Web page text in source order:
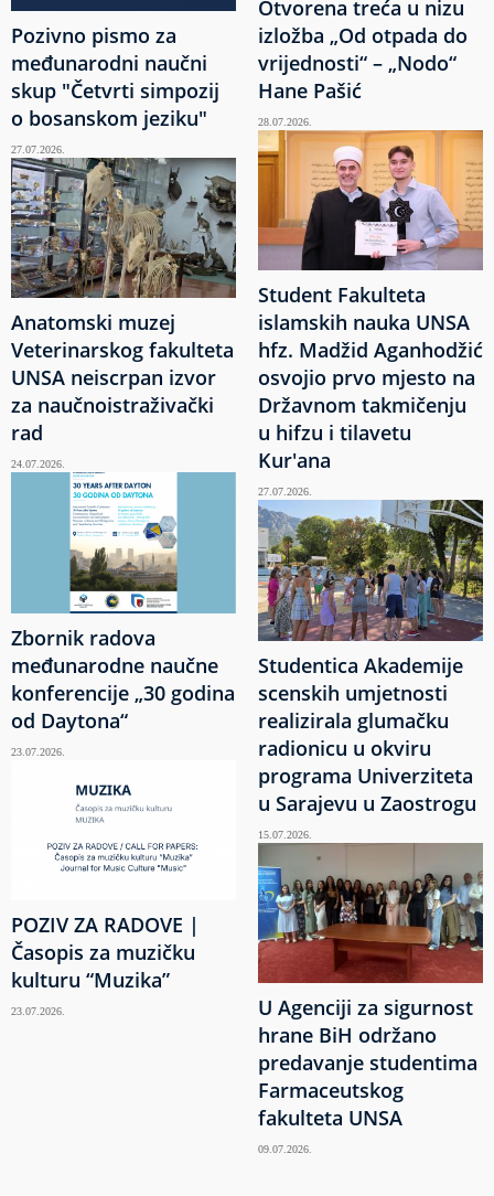
Pozivno pismo za
međunarodni naučni
skup "Četvrti simpozij
o bosanskom jeziku"
27.07.2026.
Anatomski muzej
Veterinarskog fakulteta
UNSA neiscrpan izvor
za naučnoistraživački
rad
24.07.2026.
Zbornik radova
međunarodne naučne
konferencije „30 godina
od Daytona“
23.07.2026.
POZIV ZA RADOVE |
Časopis za muzičku
kulturu “Muzika”
23.07.2026.
Otvorena treća u nizu
izložba „Od otpada do
vrijednosti“ – „Nodo“
Hane Pašić
28.07.2026.
Student Fakulteta
islamskih nauka UNSA
hfz. Madžid Aganhodžić
osvojio prvo mjesto na
Državnom takmičenju
u hifzu i tilavetu
Kur'ana
27.07.2026.
Studentica Akademije
scenskih umjetnosti
realizirala glumačku
radionicu u okviru
programa Univerziteta
u Sarajevu u Zaostrogu
15.07.2026.
U Agenciji za sigurnost
hrane BiH održano
predavanje studentima
Farmaceutskog
fakulteta UNSA
09.07.2026.